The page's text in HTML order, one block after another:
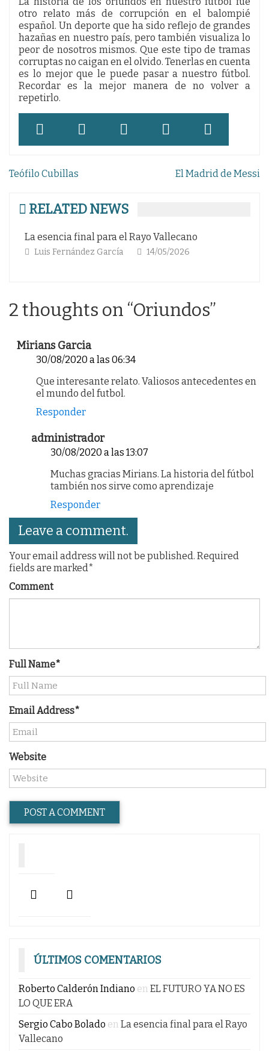
otro relato más de corrupción en el balompié
español. Un deporte que ha sido reflejo de grandes
hazañas en nuestro país, pero también visualiza lo
peor de nosotros mismos. Que este tipo de tramas
corruptas no caigan en el olvido. Tenerlas en cuenta
es lo mejor que le puede pasar a nuestro fútbol.
Recordar es la mejor manera de no volver a
repetirlo.
Navegación
entradas
Teófilo Cubillas El Madrid de Messi
RELATED NEWS
La Copa del rey del Motherwell
Luis Fernández García
2 thoughts on “Oriundos”
Mirians Garcia
30/08/2020 a las 06:34
Que interesante relato. Valiosos antecedentes en
el mundo del futbol.
Responder
administrador
30/08/2020 a las 13:07
Muchas gracias Mirians. La historia del fútbol
también nos sirve como aprendizaje
Responder
Leave a comment.
Your email address will not be published. Required
fields are marked*
Comment
Full Name*
Email Address*
Website
ÚLTIMOS COMENTARIOS
Roberto Calderón Indiano en EL FUTURO YA NO ES
LO QUE ERA
Sergio Cabo Bolado en La esencia final para el Rayo
Vallecano